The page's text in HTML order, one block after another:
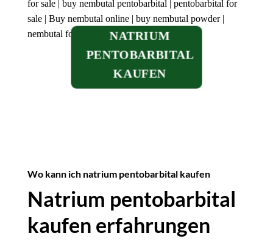
Wo kann ich natrium pentobarbital kaufen
Natrium pentobarbital
kaufen erfahrungen
NATRIUM
PENTOBARBITAL
KAUFEN